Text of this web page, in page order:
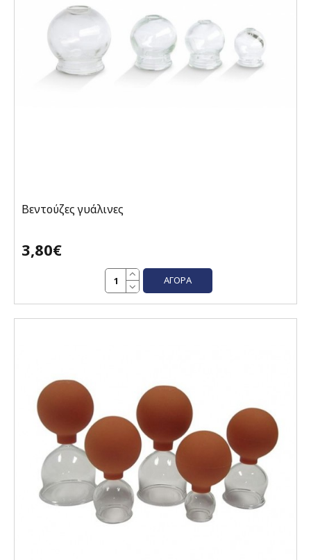
Βεντούζες γυάλινες
3,80€
ΑΓΟΡΆ